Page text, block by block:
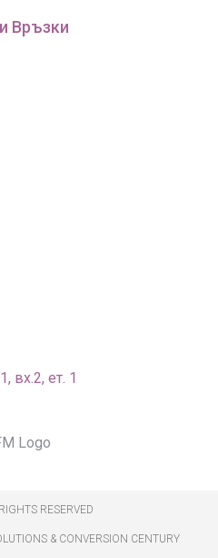
Връзки
вх.2, ет. 1
RESERVED
& CONVERSION CENTURY